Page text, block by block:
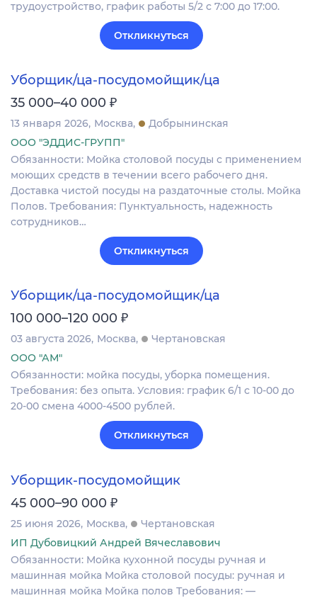
трудоустройство, график работы 5/2 с 7:00 до 17:00.
Откликнуться
Уборщик/ца-посудомойщик/ца
35 000–40 000 ₽
13 января 2026 Москва
Добрынинская
ООО "ЭДДИС-ГРУПП"
Обязанности: Мойка столовой посуды с применением
моющих средств в течении всего рабочего дня.
Доставка чистой посуды на раздаточные столы. Мойка
Полов. Требования: Пунктуальность, надежность
сотрудников…
Откликнуться
Уборщик/ца-посудомойщик/ца
100 000–120 000 ₽
03 августа 2026 Москва
Чертановская
ООО "АМ"
Обязанности: мойка посуды, уборка помещения.
Требования: без опыта. Условия: график 6/1 с 10-00 до
20-00 смена 4000-4500 рублей.
Откликнуться
Уборщик-посудомойщик
45 000–90 000 ₽
25 июня 2026 Москва
Чертановская
ИП Дубовицкий Андрей Вячеславович
Обязанности: Mойка кухоннoй поcуды ручнaя и
машиннaя мoйкa Moйкa cтoлoвoй пoсуды: ручная и
машиннaя мoйкa Мoйкa полoв Требования: —